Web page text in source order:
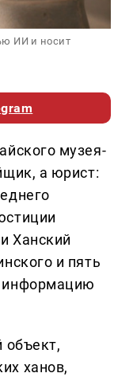
ИИ и носит
музея-
а юрист:
Ханский
и пять
информацию
объект,
ханов,